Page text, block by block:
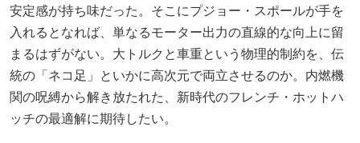
安定感が持ち味だった。そこにプジョー・スポールが手を
入れるとなれば、単なるモーター出力の直線的な向上に留
まるはずがない。大トルクと車重という物理的制約を、伝
統の「ネコ足」といかに高次元で両立させるのか。内燃機
関の呪縛から解き放たれた、新時代のフレンチ・ホットハ
ッチの最適解に期待したい。